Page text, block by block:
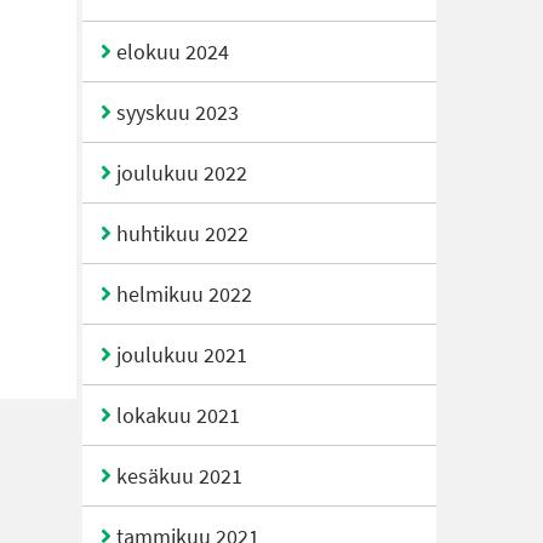
elokuu 2024
syyskuu 2023
joulukuu 2022
huhtikuu 2022
helmikuu 2022
joulukuu 2021
lokakuu 2021
kesäkuu 2021
tammikuu 2021